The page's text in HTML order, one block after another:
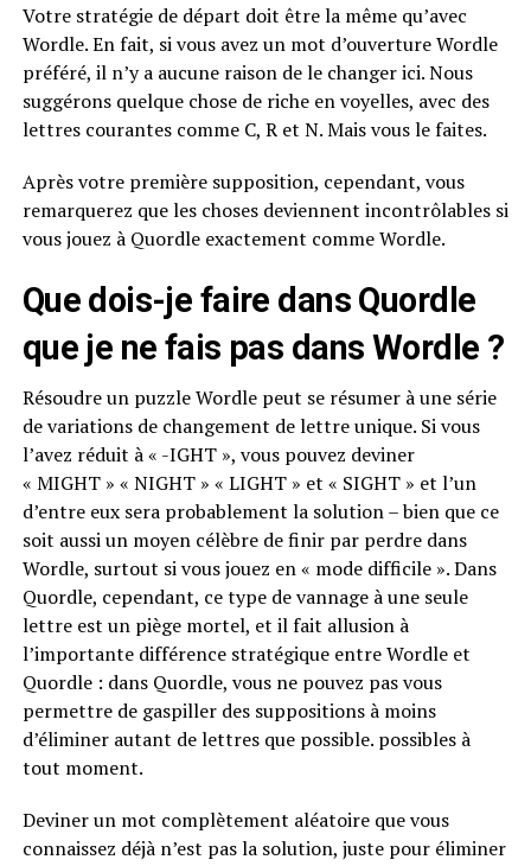
Votre stratégie de départ doit être la même qu’avec
Wordle. En fait, si vous avez un mot d’ouverture Wordle
préféré, il n’y a aucune raison de le changer ici. Nous
suggérons quelque chose de riche en voyelles, avec des
lettres courantes comme C, R et N. Mais vous le faites.
Après votre première supposition, cependant, vous
remarquerez que les choses deviennent incontrôlables si
vous jouez à Quordle exactement comme Wordle.
Que dois-je faire dans Quordle
que je ne fais pas dans Wordle ?
Résoudre un puzzle Wordle peut se résumer à une série
de variations de changement de lettre unique. Si vous
l’avez réduit à « -IGHT », vous pouvez deviner
« MIGHT » « NIGHT » « LIGHT » et « SIGHT » et l’un
d’entre eux sera probablement la solution – bien que ce
soit aussi un moyen célèbre de finir par perdre dans
Wordle, surtout si vous jouez en « mode difficile ». Dans
Quordle, cependant, ce type de vannage à une seule
lettre est un piège mortel, et il fait allusion à
l’importante différence stratégique entre Wordle et
Quordle : dans Quordle, vous ne pouvez pas vous
permettre de gaspiller des suppositions à moins
d’éliminer autant de lettres que possible. possibles à
tout moment.
Deviner un mot complètement aléatoire que vous
connaissez déjà n’est pas la solution, juste pour éliminer